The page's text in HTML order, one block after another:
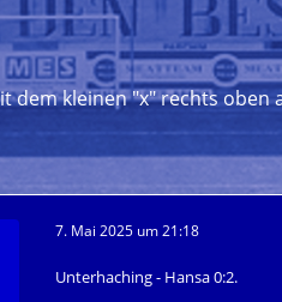
dem kleinen "x" rechts oben
7. Mai 2025 um 21:18
Unterhaching - Hansa 0:2.